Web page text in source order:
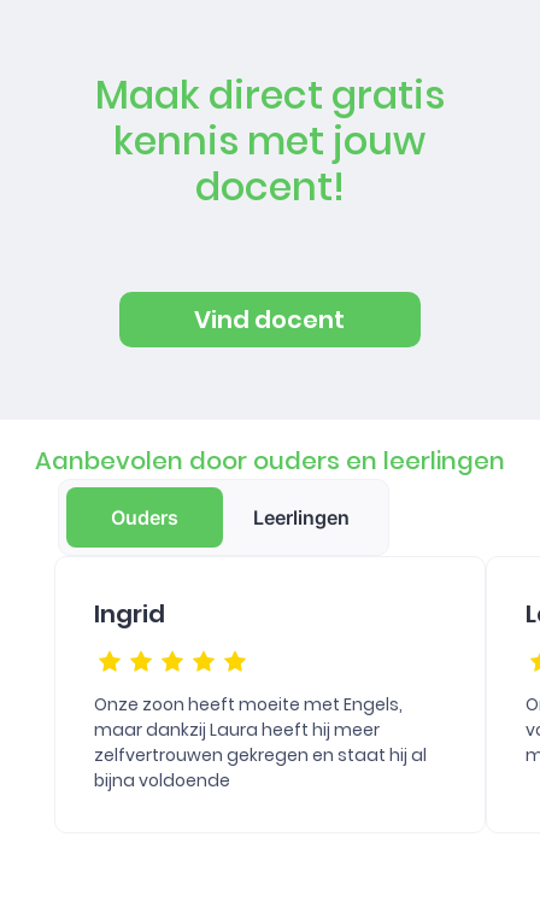
Maak direct gratis
kennis met jouw
docent!
Vind docent
Aanbevolen door ouders en leerlingen
Ouders Leerlingen
Ingrid
Onze zoon heeft moeite met Engels,
maar dankzij Laura heeft hij meer
zelfvertrouwen gekregen en staat hij al
bijna voldoende